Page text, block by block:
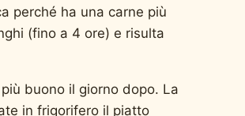
perché ha una carne più
(fino a 4 ore) e risulta
buono il giorno dopo. La
in frigorifero il piatto